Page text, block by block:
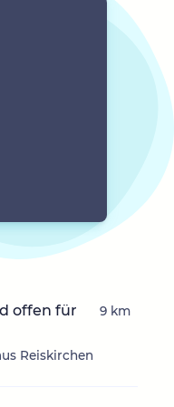
offen für
Reiskirchen
9 km